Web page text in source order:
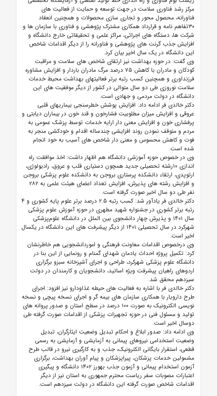
مرکز رشد فناوری سلامت در جهت توسعه و حمایت از فعالیت های
فناورانه، محصول محور و تجاری سازی محصولات و همچنین انعقاد
۳۰تفاهم نامه و قرارداد همکاری مشترک پژوهشی و فناوری با سازمان ها و
شرکت ها، دستگاه های اجرائی، مراکز علمی و تحقیقاتی خارج دانشگاه و
افزایش جذب گرنت های پژوهشی و فناورانه را از دیگر اقدامات شاخص
این دانشگاه در یک سال اخیر بیان کرد.
وی گفت: در حوزه بهداشت نیز ارتقای شاخص های سلامت و مراقبت
کودکان و مادران با کاهش ۷۵ درصد مرگ مادران باردار و افزایش مشاوره
فرزنداوری و همچنین کسب رتبه برتر فعالیتهای بهداشت محیط خدمات
سلامت نوروزی طی دو سال متوالی در کشور از دیگر موفقیت های این
دانشگاه در دولت مردمی و جهادی است.
دکتر خالدی فر ادامه داد: افزایش پوشش خطرسنجی بیماریهای قلبی
عروقی و افزایش میزان مطلوبیت فشارخون و قند خون در بیماران دیابتی و
پرفشاری خون و افزایش معنی دار ارایه خدمات توسط پزشک عمومی به
مردم و متوقف نمودن روند افزایشی چندساله اقدام و خودکشی منجر به
فوت و کاهش محسوس و معنی دار شاخص های آسیب به خود انجام
شده است.
وی در خصوص حوزه آموزشی دانشگاه هم اظهار داشت: اخذ موافقت راه
اندازی ۱۰رشته تحصیلی جدید همچون دستیاری قلب و عروق، رادیولوژی،
ارتوپدی، ارتقاء دانشکده پرستاری بروجن به دانشکده علوم پزشکی بروجن
و افزایش رشته های پذیرش، افزایش تعداد اعضای هیئت علمی به ۲۸۲
نفر طی دو سال اخیر صورت گرفته است.
دکتر خالدی فر یادآور شد: کسب رتبه ۲.۵ درصد برتر علوم پایه کشوری و ۴
رتبه برتر کشوری در جشنواره شهید مطهری در حوزه آموزش علوم پزشکی
سال ۱۴۰۱ و پذیرش چهار دانشجوی بین الملل در دانشگاه علوم‌پزشکی
شهرکرد در سال تحصیلی ۱۴۰۱ از دیگر پیشرفت های این دانشگاه در یکسال
اخیر است.
وی درخصوص اقدامات معاونت فرهنگی و اموردانشجویی هم خاطرنشان
کرد: تکمیل پروژه احداث یادمان شهدای گمنام و رونمایی از این بنا در
دانشگاه علوم پزشکی شهرکرد، طراحی و اجرای آشپزخانه سبزو برگزاری
اردوهای راهیان پیشرفت ویژه اساتید، دانشجویان و کارمندان در دولت
سیزدهم محقق شد.
دکتر خالدی فر با اشاره به فعالیت های حیطه غذاودارو نیز افزود: اجرای
طرح دارویار با همکاری سازمان های بیمه گر و اجرای نسخه پیچی و نسخه
نویسی الکترونیک به صورت ۱۰۰ درصد در سطح استان و صدور پروانه های
تولید و مسئول فنی در حوزه تجهیزات پزشکی از اقدامات صورت گرفته طی
دوسال اخیر است.
وی ادامه داد: صدور ابلاغ و احکام تبدیل وضعیت ایثارگران، تبدیل
وضعیت استخدامی نیروهای پیمانی به آزمایشی و آزمایشی به رسمی
قطعی، استقرار بایگانی الکترونیک، جذب و به کارگیری نیرو در قالب طرح
مشمولین خدمات پزشکان، پیراپزشکان و پیام آوران بهداشت، برگزاری
آزمون استخدام پیمانی و آزمون جذب بهورز ۱۴۰۲ دانشگاه و پیگیری
اعتبارات مصوبات سفر ریاست محترم جمهوری به استان نیز از دیگر
اقدامات شاخص صورت گرفته این دانشگاه در دولت سیزدهم است.